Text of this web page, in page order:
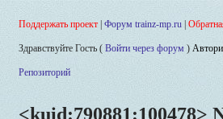
Поддержать проект Форум trainz-mp.ru
Здравствуйте Гость ( Войти через форум )
Репозиторий
<kuid:790881:100478>